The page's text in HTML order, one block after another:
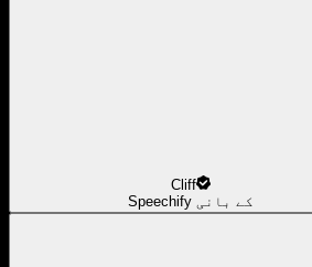
Cliff
Speechify کے بانی